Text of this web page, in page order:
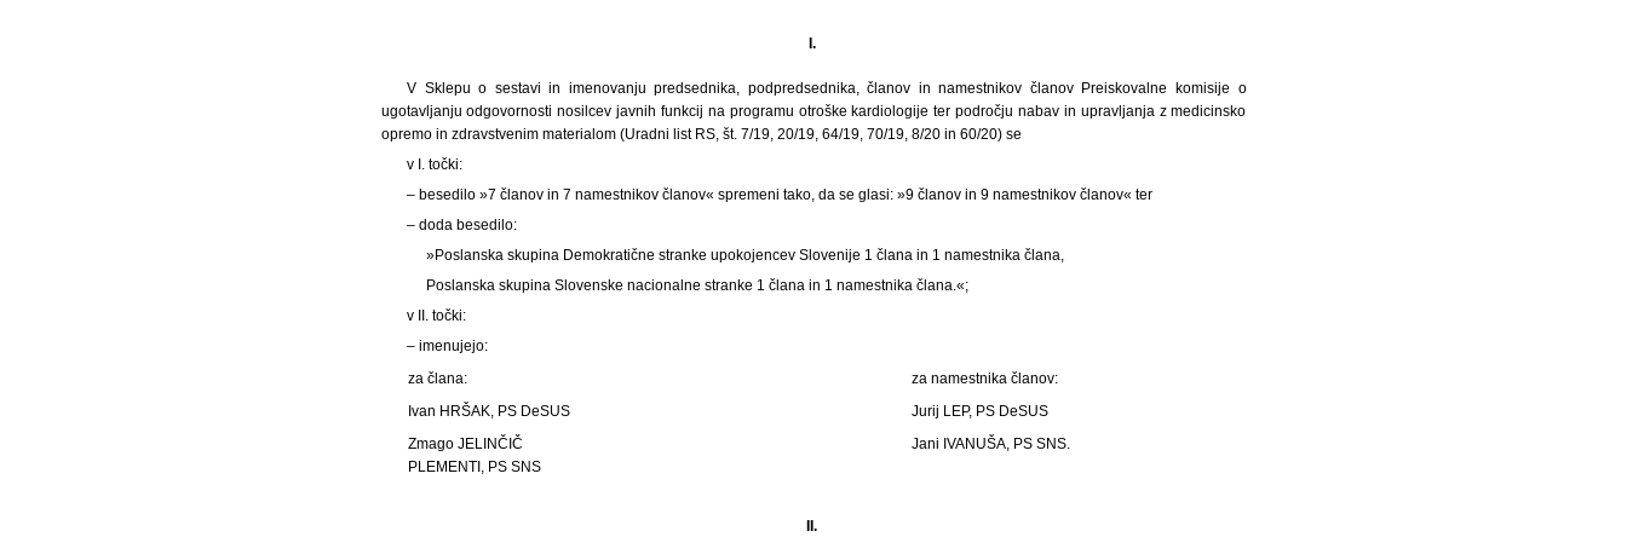
I.
V Sklepu o sestavi in imenovanju predsednika, podpredsednika, članov in namestnikov članov Preiskovalne komisije o
ugotavljanju odgovornosti nosilcev javnih funkcij na programu otroške kardiologije ter področju nabav in upravljanja z medicinsko
opremo in zdravstvenim materialom (Uradni list RS, št. 7/19, 20/19, 64/19, 70/19, 8/20 in 60/20) se
v I. točki:
– besedilo »7 članov in 7 namestnikov članov« spremeni tako, da se glasi: »9 članov in 9 namestnikov članov« ter
– doda besedilo:
»Poslanska skupina Demokratične stranke upokojencev Slovenije 1 člana in 1 namestnika člana,
Poslanska skupina Slovenske nacionalne stranke 1 člana in 1 namestnika člana.«;
v II. točki:
– imenujejo:
za člana:
za namestnika članov:
Ivan HRŠAK, PS DeSUS
Jurij LEP, PS DeSUS
Zmago JELINČIČ
PLEMENTI, PS SNS
Jani IVANUŠA, PS SNS.
II.